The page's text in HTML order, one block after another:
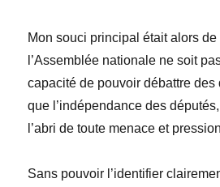
Mon souci principal était alors de
l’Assemblée nationale ne soit
capacité de pouvoir débattre des
que l’indépendance des
l’abri de toute menace et
Sans pouvoir l’identifier